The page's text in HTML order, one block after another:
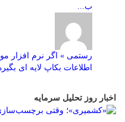
ب...
رستمی » اگر نرم افزار
اطلاعات بکاپ لایه ای
اخبار روز تحلیل سرمایه